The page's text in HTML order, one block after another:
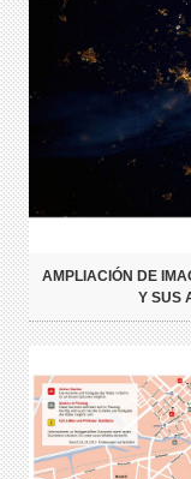
AMPLIACIÓN DE
Y SUS